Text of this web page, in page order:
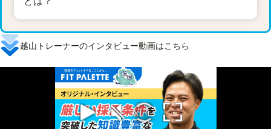
越山トレーナーのインタビュー動画はこちら